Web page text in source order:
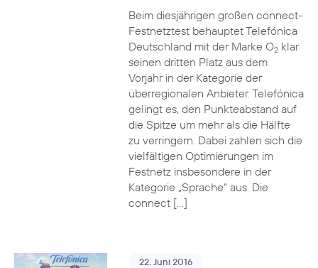
Beim diesjährigen großen connect-
Festnetztest behauptet Telefónica
Deutschland mit der Marke O2klar
seinen dritten Platz aus dem
Vorjahr in der Kategorie der
überregionalen Anbieter. Telefónica
gelingt es, den Punkteabstand auf
die Spitze um mehr als die Hälfte
zu verringern. Dabei zahlen sich die
vielfältigen Optimierungen im
Festnetz insbesondere in der
Kategorie „Sprache“ aus. Die
connect […]
22. Juni 2016